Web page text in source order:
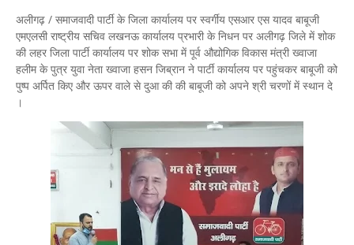
अलीगढ़ / समाजवादी पार्टी के जिला कार्यालय पर स्वर्गीय एसआर एस यादव बाबूजी
एमएलसी राष्ट्रीय सचिव लखनऊ कार्यालय प्रभारी के निधन पर अलीगढ़ जिले में शोक
की लहर जिला पार्टी कार्यालय पर शोक सभा में पूर्व औद्योगिक विकास मंत्री ख्वाजा
हलीम के पुत्र युवा नेता ख्वाजा हसन जिब्रान ने पार्टी कार्यालय पर पहुंचकर बाबूजी को
पुष्प अर्पित किए और ऊपर वाले से दुआ की की बाबूजी को अपने श्री चरणों में स्थान दे
।